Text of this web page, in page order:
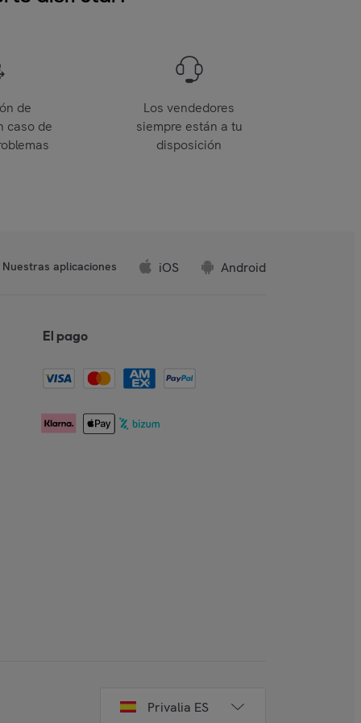
de
caso de
Los vendedores
siempre están a tu
disposición
Nuestras aplicaciones iOS Android
El pago
Privalia ES